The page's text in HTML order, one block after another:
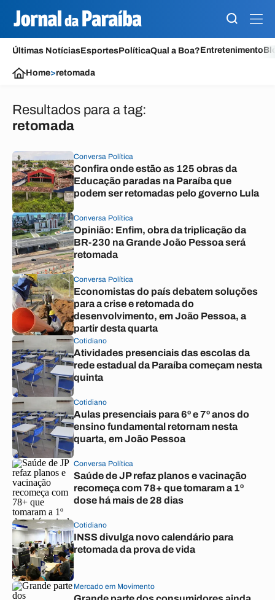
Últimas NotíciasEsportesPolíticaQual a Boa?Entretenimento
Home>retomada
Resultados para a tag:
retomada
Conversa Política
Confira onde estão as 125 obras da
Educação paradas na Paraíba que
podem ser retomadas pelo governo Lula
Conversa Política
Opinião: Enfim, obra da triplicação da
BR-230 na Grande João Pessoa será
retomada
Conversa Política
Economistas do país debatem soluções
para a crise e retomada do
desenvolvimento, em João Pessoa, a
partir desta quarta
Cotidiano
Atividades presenciais das escolas da
rede estadual da Paraíba começam nesta
quinta
Cotidiano
Aulas presenciais para 6º e 7º anos do
ensino fundamental retornam nesta
quarta, em João Pessoa
Conversa Política
Saúde de JP refaz planos e vacinação
recomeça com 78+ que tomaram a 1º
dose há mais de 28 dias
Cotidiano
INSS divulga novo calendário para
retomada da prova de vida
Mercado em Movimento